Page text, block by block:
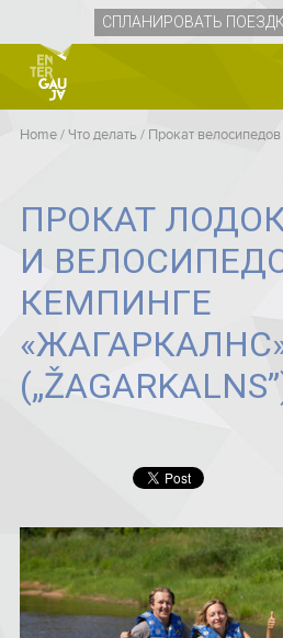
СПЛАНИРОВАТЬ
Home/ Что делать / Прокат
ПРОКАТ
И
КЕМПИНГЕ